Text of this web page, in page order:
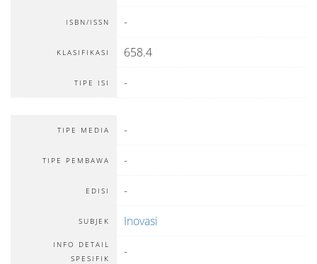
ISBN/ISSN -
KLASIFIKASI 658.4
TIPE ISI -
TIPE MEDIA -
TIPE PEMBAWA -
EDISI -
SUBJEK Inovasi
INFO DETAIL
SPESIFIK
-